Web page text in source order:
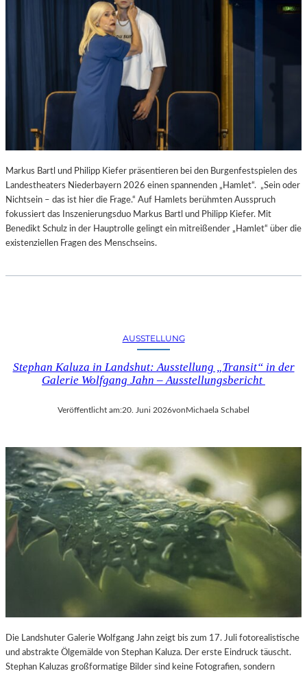
Markus Bartl und Philipp Kiefer präsentieren bei den Burgenfestspielen des
Landestheaters Niederbayern 2026 einen spannenden „Hamlet“. „Sein oder
Nichtsein – das ist hier die Frage.“ Auf Hamlets berühmten Ausspruch
fokussiert das Inszenierungsduo Markus Bartl und Philipp Kiefer. Mit
Benedikt Schulz in der Hauptrolle gelingt ein mitreißender „Hamlet“ über die
existenziellen Fragen des Menschseins.
AUSSTELLUNG
Stephan Kaluza in Landshut: Ausstellung „Transit“ in der
Galerie Wolfgang Jahn – Ausstellungsbericht
Veröffentlicht am:20. Juni 2026vonMichaela Schabel
Die Landshuter Galerie Wolfgang Jahn zeigt bis zum 17. Juli fotorealistische
und abstrakte Ölgemälde von Stephan Kaluza. Der erste Eindruck täuscht.
Stephan Kaluzas großformatige Bilder sind keine Fotografien, sondern